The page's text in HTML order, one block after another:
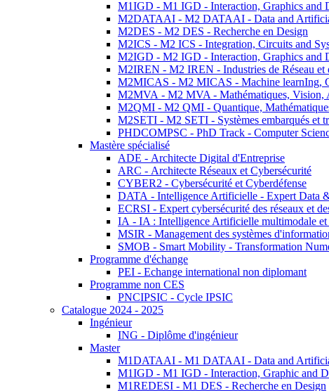
M1IGD - M1 IGD - Interaction, Graphics and
M2DATAAI - M2 DATAAI - Data and
M2DES - M2 DES - Recherche en Design
M2ICS - M2 ICS - Integration, Circuits and
M2IGD - M2 IGD - Interaction, Graphics and
M2IREN - M2 IREN - Industries de Réseau et
M2MICAS - M2 MICAS - Machine learnIng,
M2MVA - M2 MVA - Mathématiques, Vision,
M2QMI - M2 QMI - Quantique,
M2SETI - M2 SETI - Systèmes embarqués et
PHDCOMPSC - PhD Track - Computer
Mastère spécialisé
ADE - Architecte Digital d'Entreprise
ARC - Architecte Réseaux et Cybersécurité
CYBER2 - Cybersécurité et Cyberdéfense
DATA - Intelligence Artificielle - Expert Data
ECRSI - Expert cybersécurité des réseaux et
IA - IA : Intelligence Artificielle multimodale et
MSIR - Management des systèmes
SMOB - Smart Mobility - Transformation
Programme d'échange
PEI - Echange international non diplomant
Programme non CES
PNCIPSIC - Cycle IPSIC
Catalogue 2024 - 2025
Ingénieur
ING - Diplôme d'ingénieur
Master
M1DATAAI - M1 DATAAI - Data and
M1IGD - M1 IGD - Interaction, Graphic and
M1REDESI - M1 DES - Recherche en Design